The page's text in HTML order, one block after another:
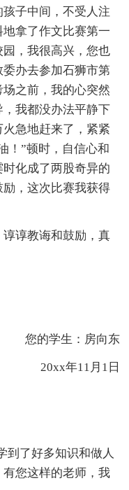
子中间，不受人注
拿了作文比赛第一
，我很高兴，您也
办去参加石狮市第
之前，我的心突然
我都没办法平静下
急地赶来了，紧紧
！”顿时，自信心和
化成了两股奇异的
，这次比赛我获得
谆教诲和鼓励，真
您的学生：房向东
20xx年11月1日
到了好多知识和做人
您这样的老师，我